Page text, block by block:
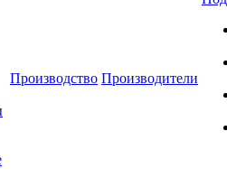
Производство Производители